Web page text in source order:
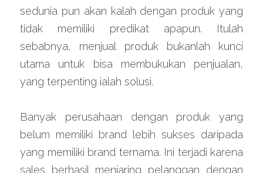
sedunia pun akan kalah dengan produk yang
tidak memiliki predikat apapun. Itulah
sebabnya, menjual produk bukanlah kunci
utama untuk bisa membukukan penjualan,
yang terpenting ialah solusi.
Banyak perusahaan dengan produk yang
belum memiliki brand lebih sukses daripada
yang memiliki brand ternama. Ini terjadi karena
sales berhasil menjaring pelanggan dengan